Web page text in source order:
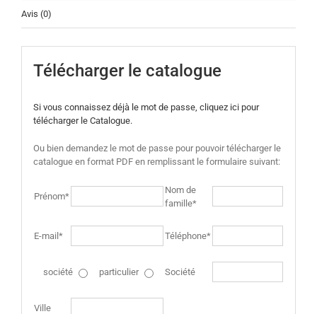
Avis (0)
Télécharger le catalogue
Si vous connaissez déjà le mot de passe, cliquez ici pour
télécharger le Catalogue.
Ou bien demandez le mot de passe pour pouvoir télécharger le
catalogue en format PDF en remplissant le formulaire suivant:
Prénom*
Nom de
famille*
E-mail* Téléphone*
société particulier Société
Ville